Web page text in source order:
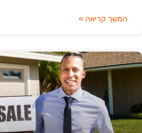
המשך קריאה »